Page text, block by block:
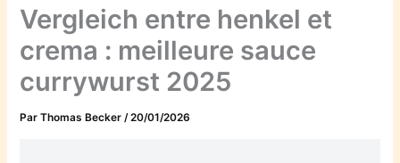
Vergleich entre henkel et
crema : meilleure sauce
currywurst 2025
ParThomas Becker/20/01/2026